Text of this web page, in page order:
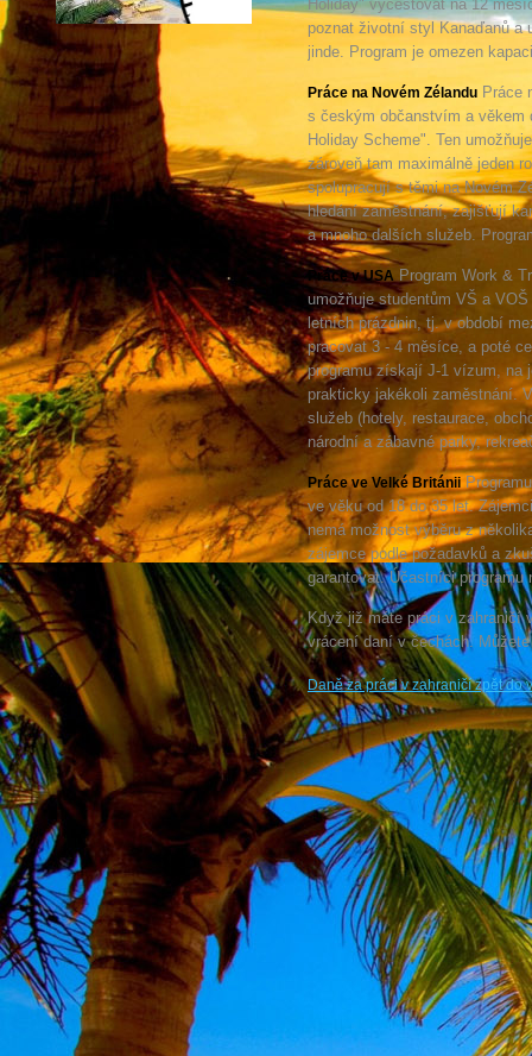
Holiday" vycestovat na 12
poznat životní styl Kanaďanů a
jinde. Program je omezen
Práce na Novém ZélanduPráce
s českým občanstvím a věkem
Holiday Scheme". Ten
zároveň tam maximálně jeden
spolupracují s těmi na Novém
hledání zaměstnání, zajišťují
a mnoho dalších služeb.
Práce v USAProgram Work &
umožňuje studentům VŠ a
letních prázdnin, tj. v období
pracovat 3 - 4 měsíce, a poté
programu získají J-1 vízum, na
prakticky jakékoli zaměstnání.
služeb (hotely, restaurace,
národní a zábavné parky,
Práce ve Velké Británii
ve věku od 18 do 35 let.
nemá možnost výběru z
zájemce podle požadavků a
garantovat. Účastníci
Když již máte práci v zahraničí
vrácení daní v čechách.
Daně za práci v zahraničí zpět do